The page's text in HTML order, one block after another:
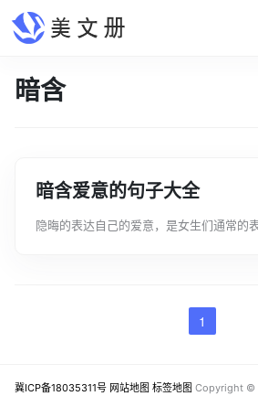
暗含
暗含爱意的句子大全
隐晦的表达自己的爱意，是女生们通常的
1
冀ICP备18035311号 网站地图 标签地图 Copyright ©